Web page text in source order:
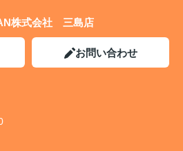
株式会社 三島店
お問い合わせ